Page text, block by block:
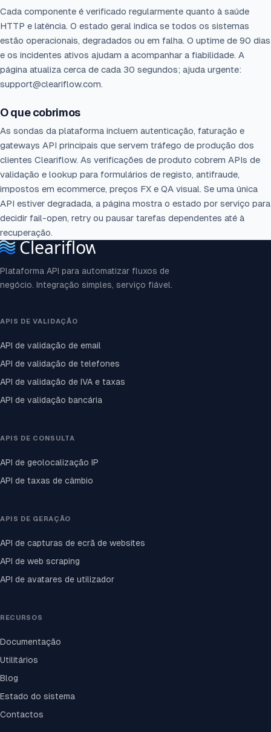
Cada componente é verificado regularmente quanto à saúde
HTTP e latência. O estado geral indica se todos os sistemas
estão operacionais, degradados ou em falha. O uptime de 90 dias
e os incidentes ativos ajudam a acompanhar a fiabilidade. A
página atualiza cerca de cada 30 segundos; ajuda urgente:
support@cleariflow.com.
O que cobrimos
As sondas da plataforma incluem autenticação, faturação e
gateways API principais que servem tráfego de produção dos
clientes Cleariflow. As verificações de produto cobrem APIs de
validação e lookup para formulários de registo, antifraude,
impostos em ecommerce, preços FX e QA visual. Se uma única
API estiver degradada, a página mostra o estado por serviço para
decidir fail-open, retry ou pausar tarefas dependentes até à
recuperação.
Plataforma API para automatizar fluxos de
negócio. Integração simples, serviço fiável.
APIS DE VALIDAÇÃO
API de validação de email
API de validação de telefones
API de validação de IVA e taxas
API de validação bancária
APIS DE CONSULTA
API de geolocalização IP
API de taxas de câmbio
APIS DE GERAÇÃO
API de capturas de ecrã de websites
API de web scraping
API de avatares de utilizador
RECURSOS
Documentação
Utilitários
Blog
Estado do sistema
Contactos